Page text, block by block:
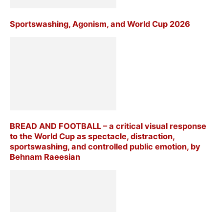
Sportswashing, Agonism, and World Cup 2026
BREAD AND FOOTBALL – a critical visual response
to the World Cup as spectacle, distraction,
sportswashing, and controlled public emotion, by
Behnam Raeesian